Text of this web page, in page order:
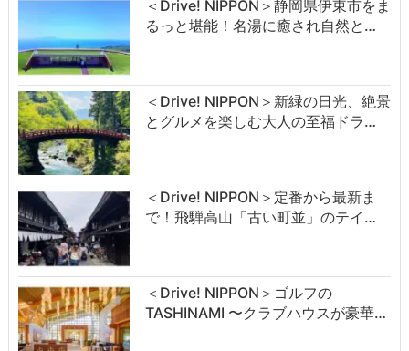
＜Drive! NIPPON＞静岡県伊東市をま
るっと堪能！名湯に癒され自然と…
＜Drive! NIPPON＞新緑の日光、絶景
とグルメを楽しむ大人の至福ドラ…
＜Drive! NIPPON＞定番から最新ま
で！飛騨高山「古い町並」のテイ…
＜Drive! NIPPON＞ゴルフの
TASHINAMI 〜クラブハウスが豪華…